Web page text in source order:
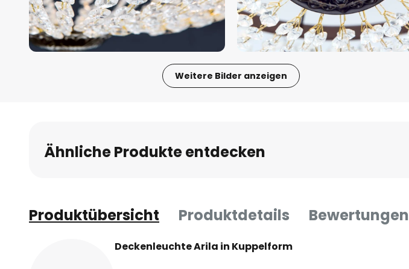
Weitere Bilder anzeigen
Bildgalerie
springen
Ähnliche Produkte entdecken
Produktübersicht Produktdetails Bewertungen
Deckenleuchte Arila in Kuppelform